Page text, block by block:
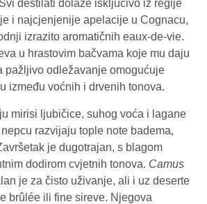
destilati dolaze isključivo iz regije
i najcjenjenije apelacije u Cognacu,
izrazito aromatičnih eaux-de-vie.
u hrastovim bačvama koje mu daju
pažljivo odležavanje omogućuje
između voćnih i drvenih tonova.
mirisi ljubičice, suhog voća i lagane
razvijaju tople note badema,
je dugotrajan, s blagom
dodirom cvjetnih tonova. Camus
je za čisto uživanje, ali i uz deserte
brûlée ili fine sireve. Njegova